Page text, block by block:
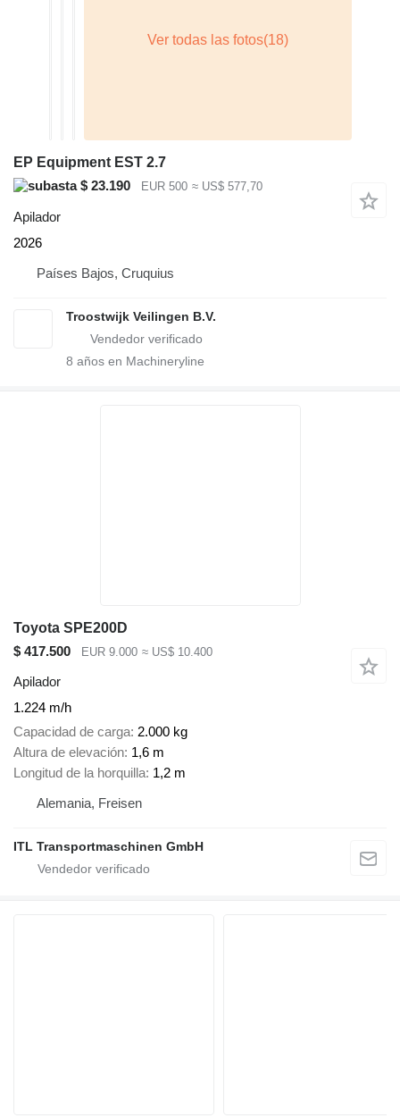
EP Equipment EST 2.7
$ 23.190
EUR 500 ≈ US$ 577,70
Apilador
2026
Países Bajos, Cruquius
Troostwijk Veilingen B.V.
8 años en Machineryline
Toyota SPE200D
$ 417.500
EUR 9.000 ≈ US$ 10.400
Apilador
1.224 m/h
Capacidad de carga 2.000 kg
Altura de elevación 1,6 m
Longitud de la horquilla 1,2 m
Alemania, Freisen
ITL Transportmaschinen GmbH